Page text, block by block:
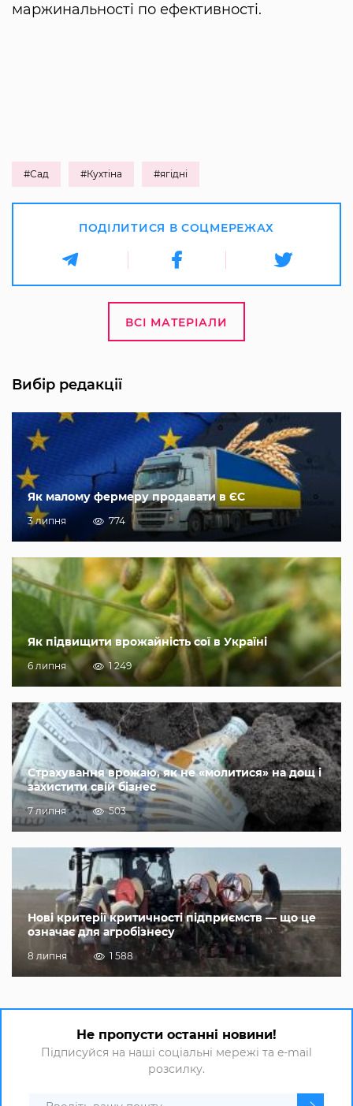
маржинальності по ефективності.
#Сад #Кухтіна #ягідні
ПОДІЛИТИСЯ В СОЦМЕРЕЖАХ
ВСІ МАТЕРІАЛИ
Вибір редакції
Як малому фермеру продавати в ЄС
3 липня 774
Як підвищити врожайність сої в Україні
6 липня 1 249
Страхування врожаю, як не «молитися» на дощ і
захистити свій бізнес
7 липня 503
Нові критерії критичності підприємств — що це
означає для агробізнесу
8 липня 1 588
Не пропусти останні новини!
Підписуйся на наші соціальні мережі та e-mail
розсилку.